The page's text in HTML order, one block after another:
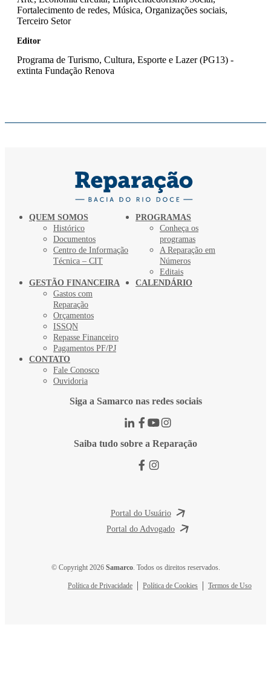
Fortalecimento de redes, Música, Organizações sociais,
Terceiro Setor
Editor
Programa de Turismo, Cultura, Esporte e Lazer (PG13) -
extinta Fundação Renova
QUEM SOMOS
Histórico
Documentos
Centro de Informação
Técnica – CIT
PROGRAMAS
Conheça os
programas
A Reparação em
Números
Editais
GESTÃO FINANCEIRA
Gastos com
Reparação
Orçamentos
ISSQN
Repasse Financeiro
Pagamentos PF/PJ
CALENDÁRIO
CONTATO
Fale Conosco
Ouvidoria
Siga a Samarco nas redes sociais
Saiba tudo sobre a Reparação
Portal do Usuário
Portal do Advogado
© Copyright 2026 Samarco. Todos os direitos reservados.
Política de Privacidade Política de Cookies Termos de Uso